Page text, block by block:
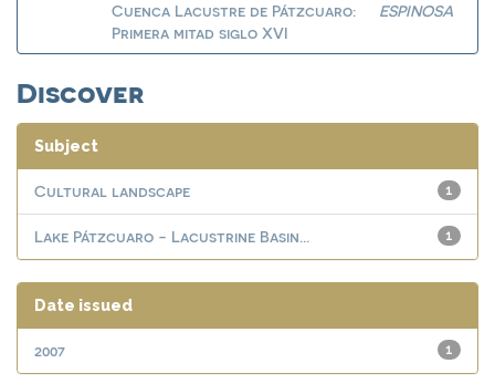
Cuenca Lacustre de Pátzcuaro:
Primera mitad siglo XVI
ESPINOSA
Discover
Subject
1
Cultural landscape
1
Lake Pátzcuaro - Lacustrine Basin...
Date issued
1
2007